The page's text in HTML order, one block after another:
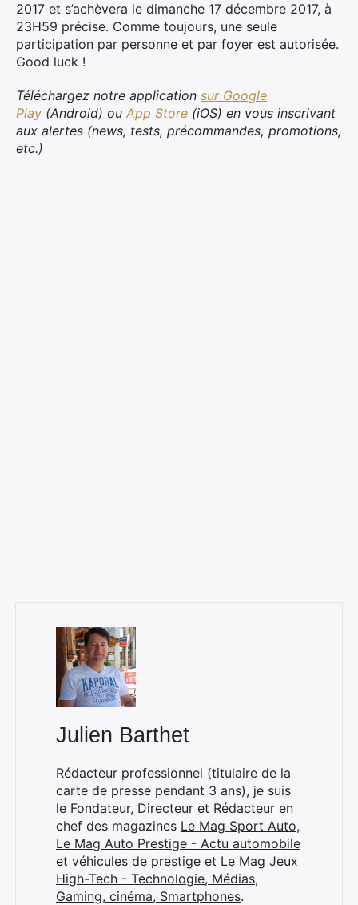
2017 et s’achèvera le dimanche 17 décembre 2017, à
23H59 précise. Comme toujours, une seule
participation par personne et par foyer est autorisée.
Good luck !
Téléchargez notre application sur Google
Play (Android) ou App Store (iOS) en vous inscrivant
aux alertes (news, tests, précommandes, promotions,
etc.)
Julien Barthet
Rédacteur professionnel (titulaire de la
carte de presse pendant 3 ans), je suis
le Fondateur, Directeur et Rédacteur en
chef des magazines Le Mag Sport Auto,
Le Mag Auto Prestige - Actu automobile
et véhicules de prestige et Le Mag Jeux
High-Tech - Technologie, Médias,
Gaming, cinéma, Smartphones.